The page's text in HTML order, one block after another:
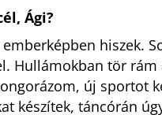
Ági?
emberképben hiszek.
Hullámokban tör rám
új sportot
készítek, táncórán